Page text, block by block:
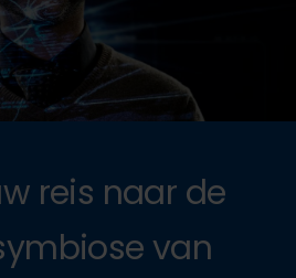
reis naar de
van